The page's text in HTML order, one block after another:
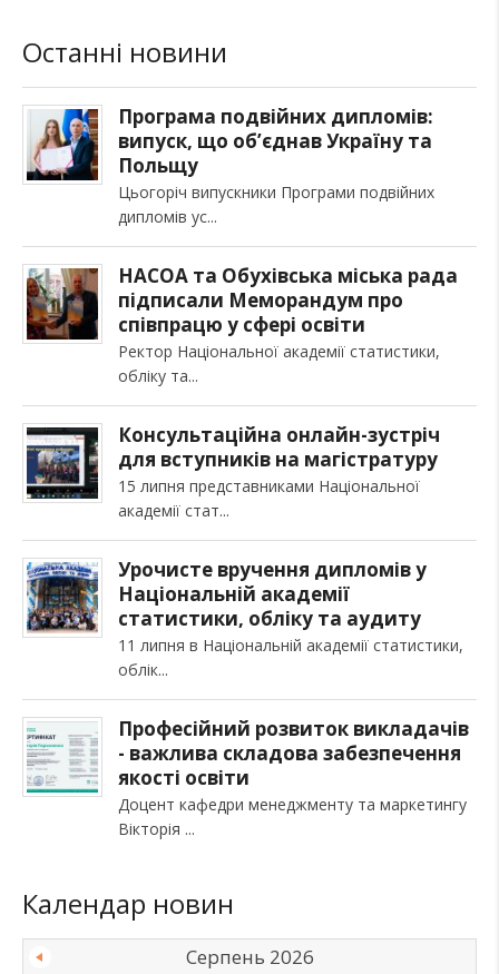
Останні новини
Програма подвійних дипломів:
випуск, що об’єднав Україну та
Польщу
Цьогоріч випускники Програми подвійних
дипломів ус
НАСОА та Обухівська міська рада
підписали Меморандум про
співпрацю у сфері освіти
Ректор Національної академії статистики,
обліку та
Консультаційна онлайн-зустріч
для вступників на магістратуру
15 липня представниками Національної
академії стат
Урочисте вручення дипломів у
Національній академії
статистики, обліку та аудиту
11 липня в Національній академії статистики,
облік
Професійний розвиток викладачів
- важлива складова забезпечення
якості освіти
Доцент кафедри менеджменту та маркетингу
Вікторія
Календар новин
Серпень 2026